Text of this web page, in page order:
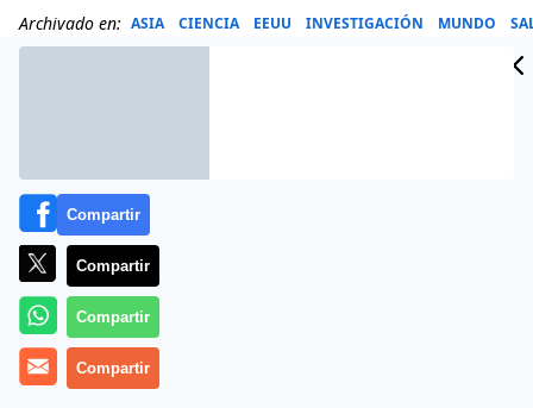
Archivado en: ASIA CIENCIA EEUU INVESTIGACIÓN MUNDO
Compartir
Compartir
Compartir
Compartir